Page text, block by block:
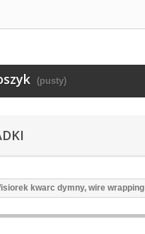
(pusty)
kwarc dymny, wire wrapping